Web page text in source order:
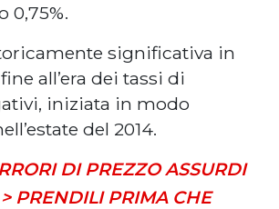
0,75%.
significativa in
all’era dei tassi di
iniziata in modo
del 2014.
DI PREZZO ASSURDI
PRENDILI PRIMA CHE